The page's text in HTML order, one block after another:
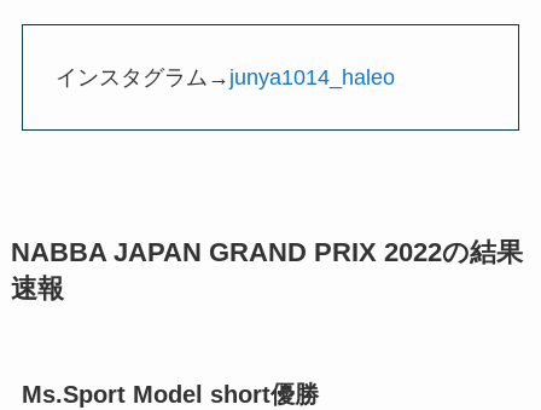
インスタグラム→ junya1014_haleo
NABBA JAPAN GRAND PRIX 2022の結果
速報
Ms.Sport Model short優勝